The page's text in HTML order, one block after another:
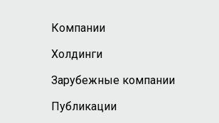
Компании
Холдинги
Зарубежные компании
Публикации